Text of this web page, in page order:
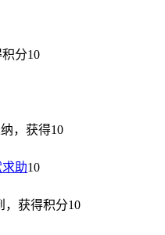
分10
，获得10
助10
，获得积分10